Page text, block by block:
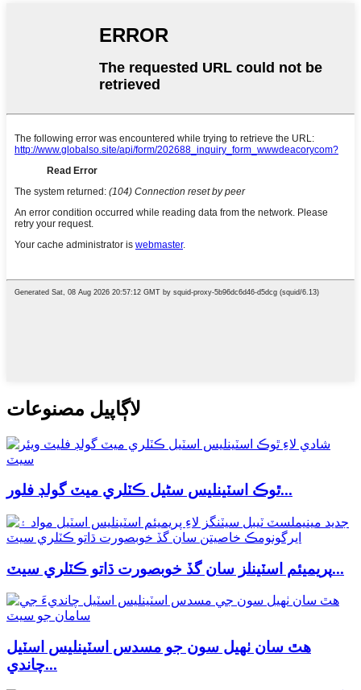
لاڳاپيل مصنوعات
ٿوڪ اسٽينلیس سٹیل ڪٽلري ميٽ گولڊ فلور...
پريميئم اسٽينلز سان گڏ خوبصورت ڌاتو ڪٽلري سيٽ...
هٿ سان ٺهيل سون جو مسدس اسٽينلیس اسٽيل
چاندي...